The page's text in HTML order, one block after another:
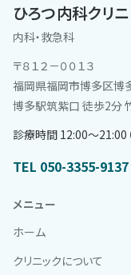
ひろつ内科クリ
内科・救急科
〒８１２－００１３
福岡県福岡市博多区博
博多駅筑紫口 徒歩2分
診療時間 12:00〜21:00
TEL 050-3355-9137
メニュー
ホーム
クリニックについて